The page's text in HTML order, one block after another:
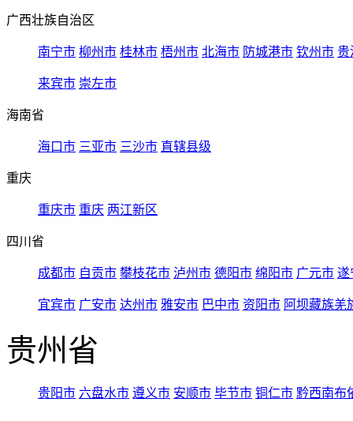
广西壮族自治区
南宁市 柳州市 桂林市 梧州市 北海市 防城港市 钦州市 贵
来宾市 崇左市
海南省
海口市 三亚市 三沙市 直辖县级
重庆
重庆市 重庆 两江新区
四川省
成都市 自贡市 攀枝花市 泸州市 德阳市 绵阳市 广元市 遂
宜宾市 广安市 达州市 雅安市 巴中市 资阳市 阿坝藏族羌
贵州省
贵阳市 六盘水市 遵义市 安顺市 毕节市 铜仁市 黔西南布